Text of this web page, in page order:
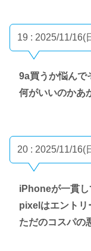
19 : 2025/11/16(
9a買うか悩んで
何がいいのかあ
20 : 2025/11/16(
iPhoneが一貫し
pixelはエントリ
ただのコスパの